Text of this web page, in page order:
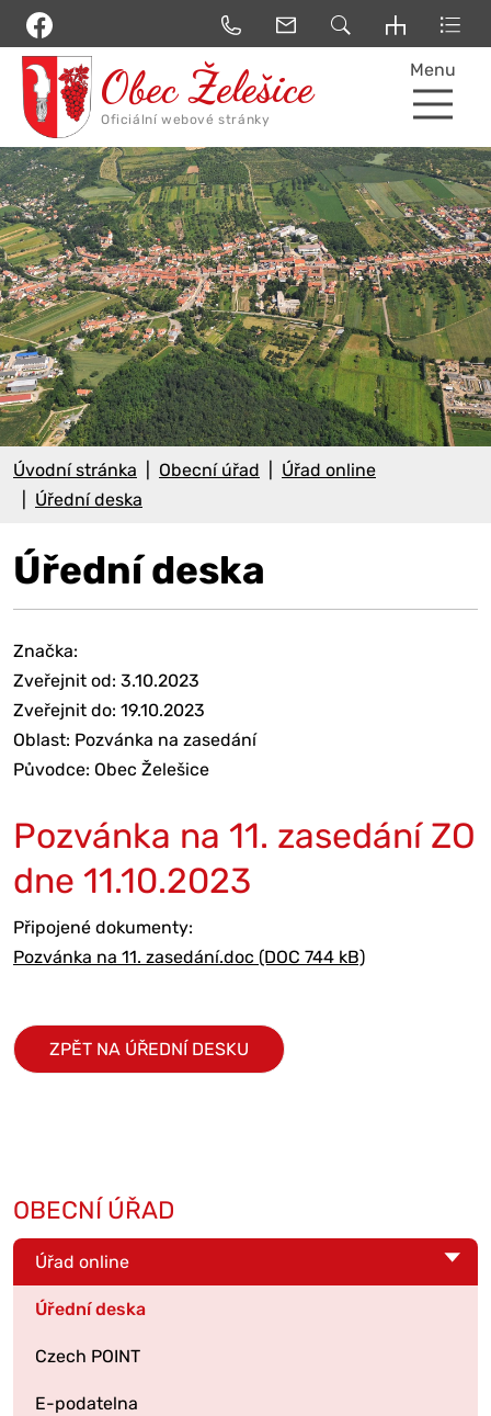
Menu
Úvodní stránka Obecní úřad
Úřad online
Úřední deska
Úřední deska
Značka:
Zveřejnit od: 3.10.2023
Zveřejnit do: 19.10.2023
Oblast: Pozvánka na zasedání
Původce: Obec Želešice
Pozvánka na 11. zasedání ZO
dne 11.10.2023
Připojené dokumenty:
Pozvánka na 11. zasedání.doc (DOC 744 kB)
ZPĚT NA ÚŘEDNÍ DESKU
OBECNÍ ÚŘAD
Úřad online
Úřední deska
Czech POINT
E-podatelna